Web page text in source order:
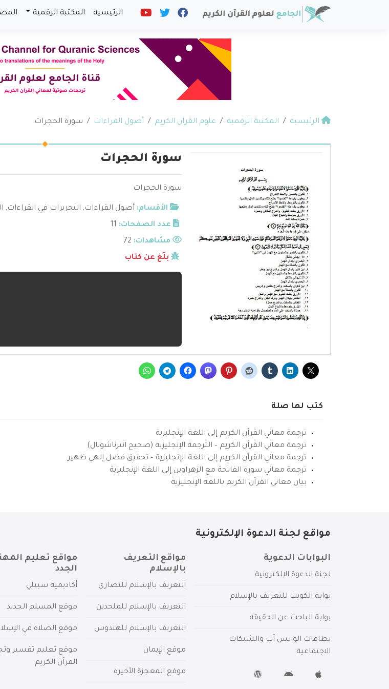
الرئيسية المكتبة الرقمية
الرئيسية المكتبة الرقمية علوم القرآن الكريم أصول القراءات سورة الحجرات
سورة الحجرات
سورة الحجرات
الأقسام: أصول القراءات, التحريرات في القراءات,
عدد الصفحات: 11
مشاهدات:
بلّغ عن كتاب
كتب لها صلة
ترجمة معاني القرآن الكريم إلى اللغة الإنجليزية
ترجمة معاني القرآن الكريم – الترجمة الإنجليزية (صحيح انترناشونال)
ترجمة معاني القرآن الكريم إلى اللغة الإنجليزية – تحقيق فضل إلهي ظهير
ترجمة معاني سورة الفاتحة مع الزهراوين إلى اللغة الإنجليزية
بيان معاني القرآن الكريم باللغة الإنجليزية
مواقع لجنة الدعوة الإلكترونية
البوابات الدعوية
لجنة الدعوة الإلكترونية
بوابة الكويت للتعريف بالإسلام
بوابة الباحث عن الحقيقة
بطاقات الواتس آب والشبكات
الاجتماعية
مواقع التعريف
بالإسلام
التعريف بالإسلام للنصارى
التعريف بالإسلام للملحدين
التعريف بالإسلام للهندوس
موقع الإيمان
موقع المعجزة الأخيرة
مواقع تعليم
الجدد
أكاديمية سبيلي
موقع المسلم الجديد
موقع الصلاة في
موقع تعليم تفسير
القرآن الكريم